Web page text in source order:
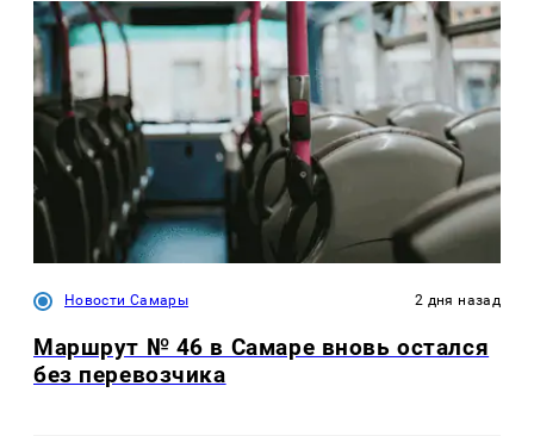
Новости Самары 2 дня назад
Маршрут № 46 в Самаре вновь остался
без перевозчика